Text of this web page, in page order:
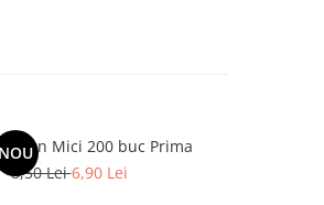
NOU
Lemn Mici 200 buc Prima
8,50 Lei6,90 Lei